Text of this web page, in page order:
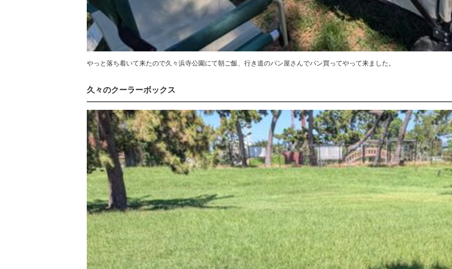
やっと落ち着いて来たので久々浜寺公園にて朝ご飯、行き道のパン屋さんでパン買ってやって来ました。
久々のクーラーボックス